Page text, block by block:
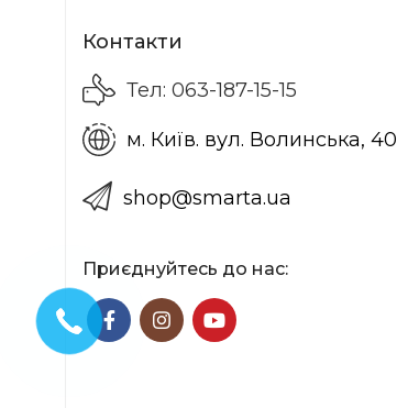
Контакти
Тел: 063-187-15-15
м. Київ. вул. Волинська, 40
shop@smarta.ua
Приєднуйтесь до нас: